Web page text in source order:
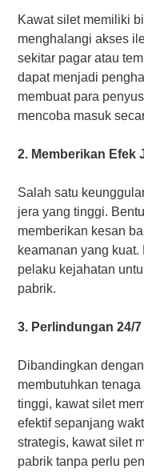
Kawat silet memiliki
menghalangi akses
sekitar pagar atau
dapat menjadi
membuat para
mencoba masuk
2. Memberikan Efek
Salah satu
jera yang tinggi.
memberikan kesan
keamanan yang
pelaku kejahatan
pabrik.
3. Perlindungan 24/
Dibandingkan
membutuhkan
tinggi, kawat silet
efektif sepanjang
strategis, kawat silet
pabrik tanpa perlu